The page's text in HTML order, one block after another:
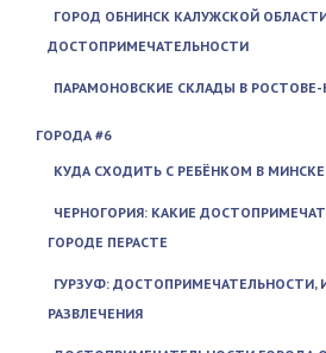
ГОРОД ОБНИНСК КАЛУЖСКОЙ
ДОСТОПРИМЕЧАТЕЛЬНОСТИ
ПАРАМОНОВСКИЕ СКЛАДЫ В
ГОРОДА #6
КУДА СХОДИТЬ С РЕБЁНКОМ В
ЧЕРНОГОРИЯ: КАКИЕ
ГОРОДЕ ПЕРАСТЕ
ГУРЗУФ: ДОСТОПРИМЕЧАТЕЛЬНОСТИ,
РАЗВЛЕЧЕНИЯ